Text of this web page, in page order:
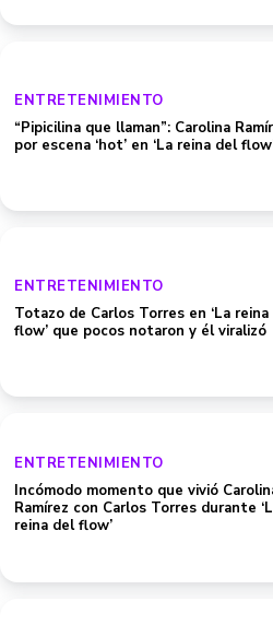
ENTRETENIMIENTO
“Pipicilina que llaman”: Carolina
por escena ‘hot’ en ‘La reina del
ENTRETENIMIENTO
Totazo de Carlos Torres en ‘La
flow’ que pocos notaron y él viralizó
ENTRETENIMIENTO
Incómodo momento que vivió
Ramírez con Carlos Torres durante
reina del flow’